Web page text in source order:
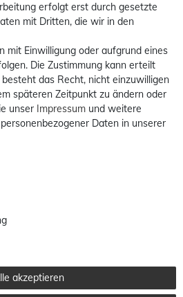
erfolgt erst durch gesetzte
mit Dritten, die wir in den
mit Einwilligung oder aufgrund eines
Die Zustimmung kann erteilt
das Recht, nicht einzuwilligen
späteren Zeitpunkt zu ändern oder
unser Impressum und weitere
Daten in unserer
akzeptieren